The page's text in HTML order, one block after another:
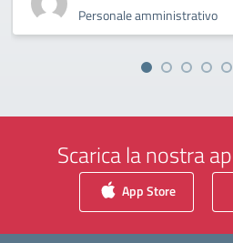
Personale amministrativo
Scarica la nostra
App Store